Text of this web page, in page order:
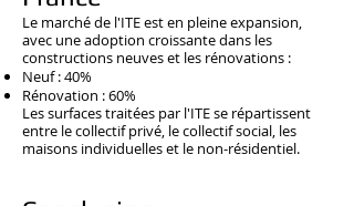
Le marché de l'ITE est en pleine expansion,
avec une adoption croissante dans les
constructions neuves et les rénovations :
Neuf : 40%
Rénovation : 60%
Les surfaces traitées par l'ITE se répartissent
entre le collectif privé, le collectif social, les
maisons individuelles et le non-résidentiel.